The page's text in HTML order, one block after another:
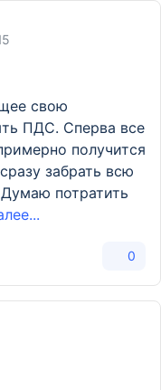
свою
ПДС. Сперва все
получится
забрать всю
потратить
0